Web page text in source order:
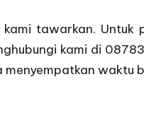
kami tawarkan. Untuk
kami di
waktu